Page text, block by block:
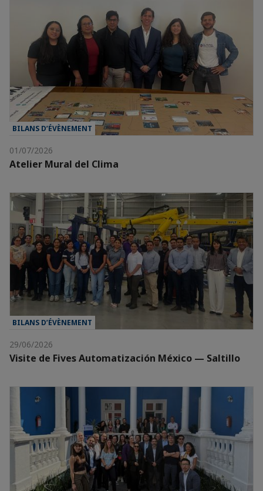
BILANS D’ÉVÈNEMENT
01/07/2026
Atelier Mural del Clima
BILANS D’ÉVÈNEMENT
29/06/2026
Visite de Fives Automatización México — Saltillo